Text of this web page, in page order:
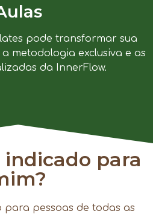
pode transformar sua
metodologia exclusiva e as
da InnerFlow.
indicado para
para pessoas de todas as